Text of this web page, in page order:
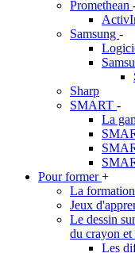
Promethean
Samsung -
Sharp
SMART -
La
Pour former+
La
Jeux
Le dessin
du crayon et
Les